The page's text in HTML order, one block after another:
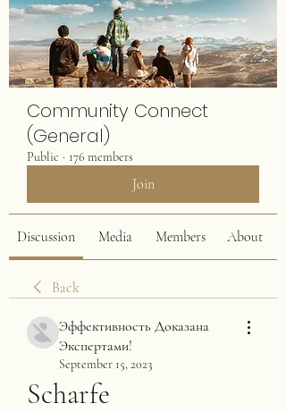
Community Connect
(General)
Public · 176 members
Join
Discussion Media Members About
Back
Эффективность Доказана
Экспертами!
September 15, 2023
Scharfe